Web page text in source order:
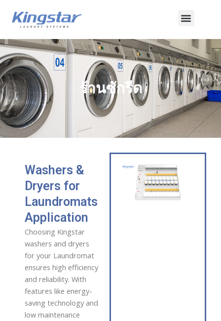
เนื้อหา
เมนู
ร้านซักรีด
Washers &
Dryers for
Laundromats
Application
Choosing Kingstar
washers and dryers
for your Laundromat
ensures high efficiency
and reliability. With
features like energy-
saving technology and
low maintenance